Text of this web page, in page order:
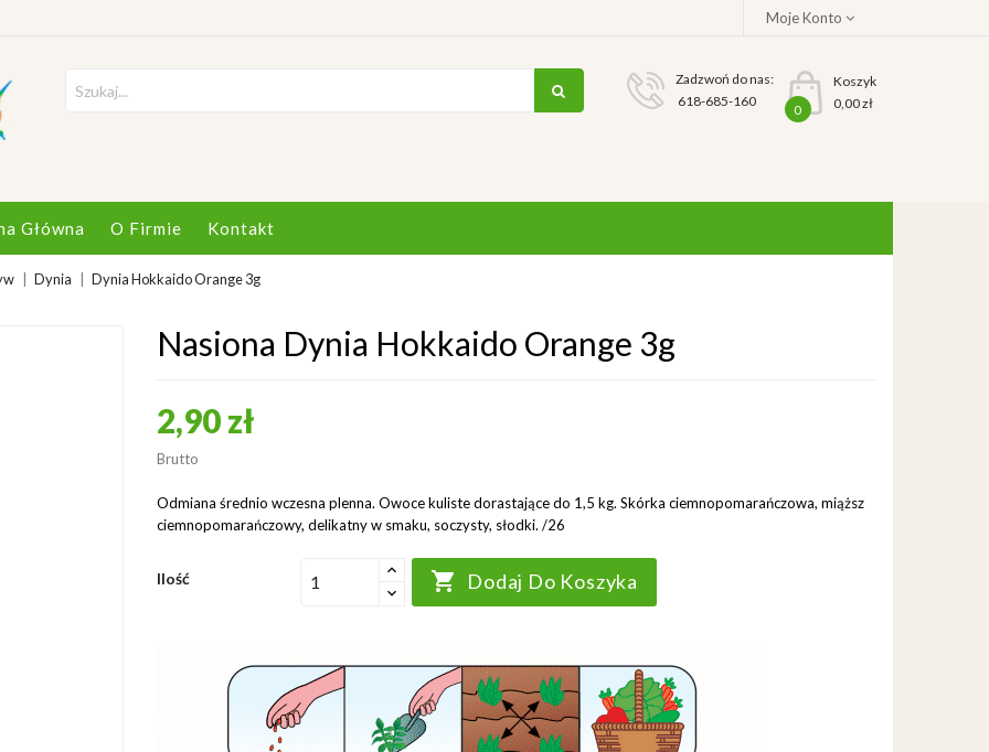
Moje Konto
Zadzwoń do nas:
618-685-160
Koszyk
0
0,00 zł
Główna O Firmie Kontakt
Dynia Dynia Hokkaido Orange 3g
Nasiona Dynia Hokkaido Orange 3g
2,90 zł
Brutto
Odmiana średnio wczesna plenna. Owoce kuliste dorastające do 1,5 kg. Skórka ciemnopomarańczowa, miąższ
ciemnopomarańczowy, delikatny w smaku, soczysty, słodki. /26
Ilość  Dodaj Do Koszyka